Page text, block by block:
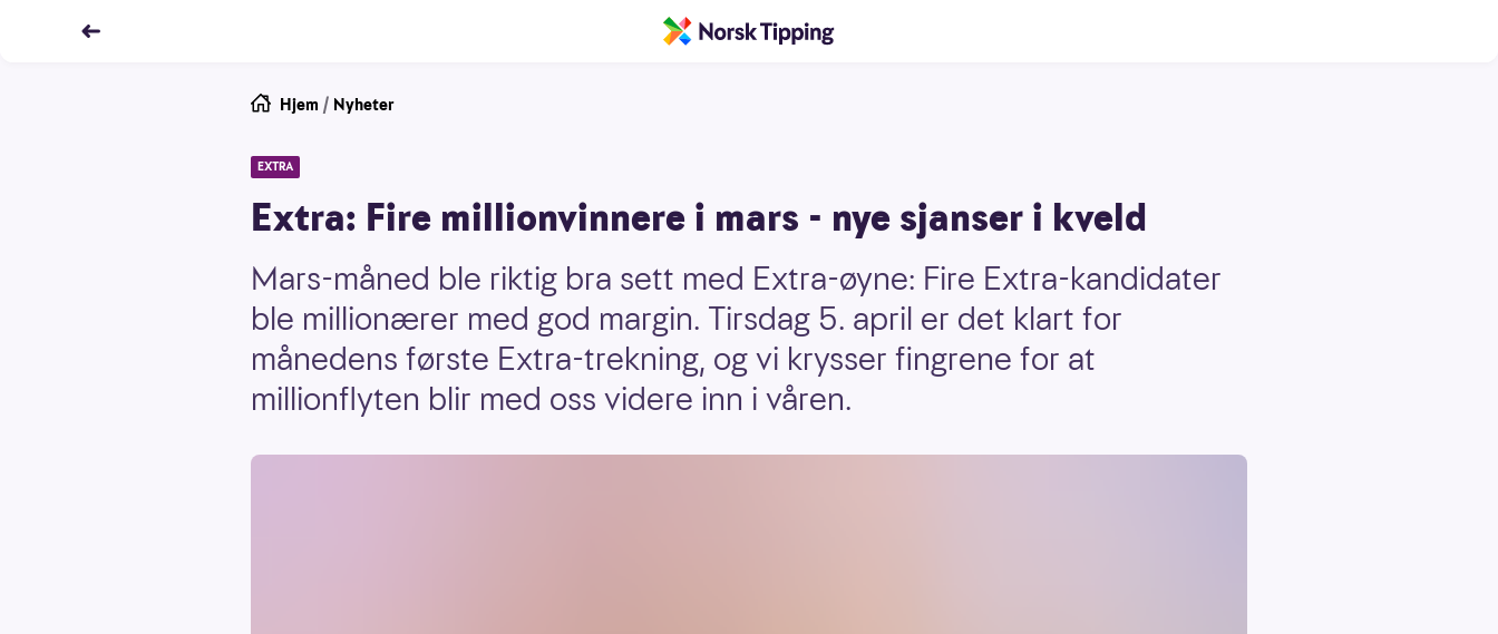
Hjem / Nyheter
EXTRA
Extra: Fire millionvinnere i mars - nye sjanser i kveld
Mars-måned ble riktig bra sett med Extra-øyne: Fire Extra-kandidater
ble millionærer med god margin. Tirsdag 5. april er det klart for
månedens første Extra-trekning, og vi krysser fingrene for at
millionflyten blir med oss videre inn i våren.